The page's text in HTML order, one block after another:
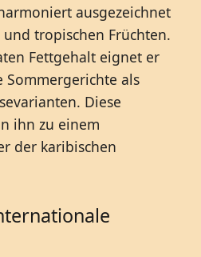
ausgezeichnet
tropischen Früchten.
Fettgehalt eignet er
Sommergerichte als
Diese
ihn zu einem
der karibischen